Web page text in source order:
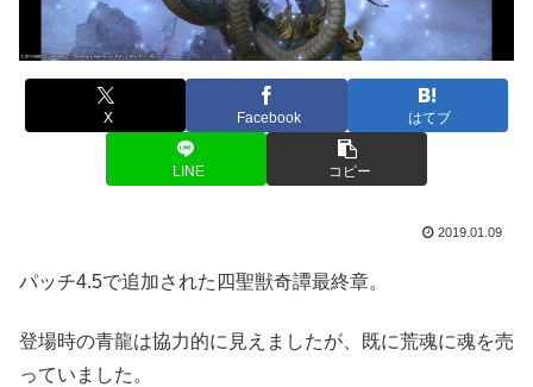
X Facebook はてブ
LINE コピー
2019.01.09
パッチ4.5で追加された四聖獣奇譚最終章。
登場時の青龍は協力的に見えましたが、既に荒魂に魂を売
っていました。